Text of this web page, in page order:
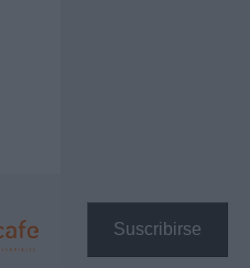
Suscribirse